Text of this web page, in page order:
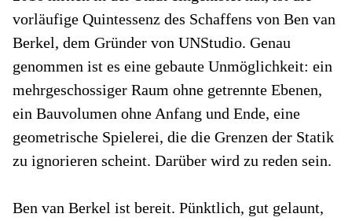
vorläufige Quintessenz des Schaffens von Ben van
Berkel, dem Gründer von UNStudio. Genau
genommen ist es eine gebaute Unmöglichkeit: ein
mehrgeschossiger Raum ohne getrennte Ebenen,
ein Bauvolumen ohne Anfang und Ende, eine
geometrische Spielerei, die die Grenzen der Statik
zu ignorieren scheint. Darüber wird zu reden sein.
Ben van Berkel ist bereit. Pünktlich, gut gelaunt,